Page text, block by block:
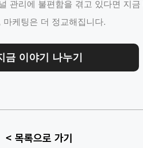
관리에 불편함을 겪고 있다면 지
케팅은 더 정교해집니다.
금 이야기 나누기
< 목록으로 가기